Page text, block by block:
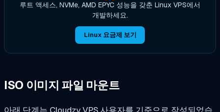
루트 액세스, NVMe, AMD EPYC 성능을 갖춘 Linux VPS에서
개발하세요.
Linux 요금제 보기
ISO 이미지 파일 마운트